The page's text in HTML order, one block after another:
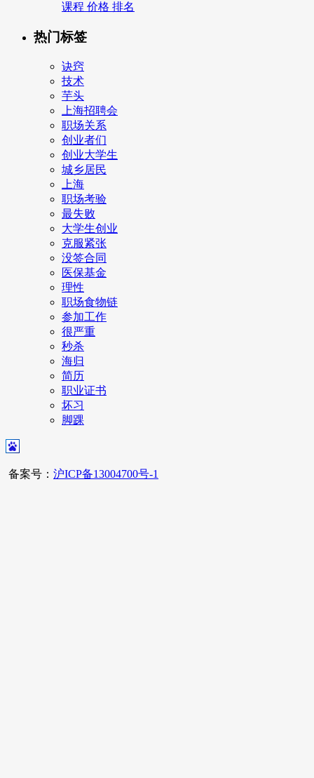
课程 价格 排名
热门标签
诀窍
技术
芋头
上海招聘会
职场关系
创业者们
创业大学生
城乡居民
上海
职场考验
最失败
大学生创业
克服紧张
没签合同
医保基金
理性
职场食物链
参加工作
很严重
秒杀
海归
简历
职业证书
坏习
脚踝
备案号： 沪ICP备13004700号-1